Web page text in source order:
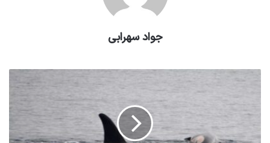
جواد سهرابی